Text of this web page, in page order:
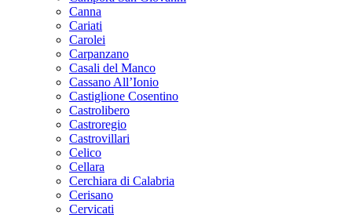
Canna
Cariati
Carolei
Carpanzano
Casali del Manco
Cassano All’Ionio
Castiglione Cosentino
Castrolibero
Castroregio
Castrovillari
Celico
Cellara
Cerchiara di Calabria
Cerisano
Cervicati